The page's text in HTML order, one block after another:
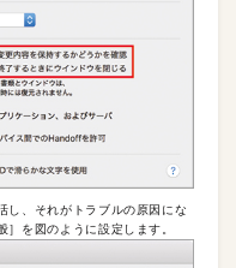
し、それがトラブルの原因にな
を図のように設定します。